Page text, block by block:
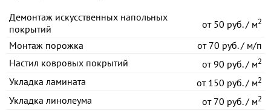
Демонтаж искусственных напольных
покрытий
от50 руб. / м2
Монтаж порожка от70 руб. / м/п
Настил ковровых покрытий
от90 руб. / м2
Укладка ламината от150 руб. / м2
Укладка линолеума от70 руб. / м2